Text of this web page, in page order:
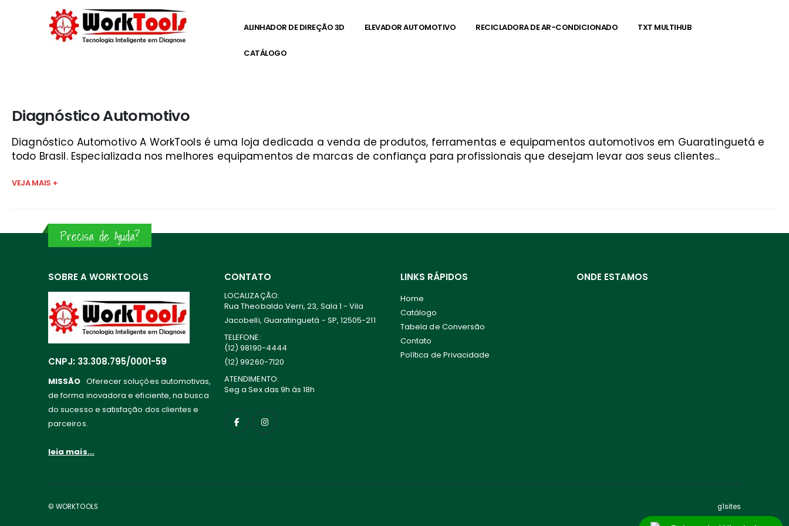
ALINHADOR DE DIREÇÃO 3D ELEVADOR AUTOMOTIVO RECICLADORA DE AR-CONDICIONADO TXT MULTIHUB
CATÁLOGO
Diagnóstico Automotivo
Diagnóstico Automotivo A WorkTools é uma loja dedicada a venda de produtos, ferramentas e equipamentos automotivos em Guaratinguetá e
todo Brasil. Especializada nos melhores equipamentos de marcas de confiança para profissionais que desejam levar aos seus clientes...
VEJA MAIS +
Precisa de Ajuda?
SOBRE A WORKTOOLS
CNPJ: 33.308.795/0001-59
MISSÃO Oferecer soluções automotivas,
de forma inovadora e eficiente, na busca
do sucesso e satisfação dos clientes e
parceiros.
leia mais...
CONTATO
LOCALIZAÇÃO:
Rua Theobaldo Verri, 23, Sala 1 - Vila
Jacobelli, Guaratinguetá - SP, 12505-211
TELEFONE:
(12) 98190-4444
(12) 99260-7120
ATENDIMENTO:
Seg a Sex das 9h às 18h
LINKS RÁPIDOS
Home
Catálogo
Tabela de Conversão
Contato
Política de Privacidade
ONDE ESTAMOS
© WORKTOOLS g1sites